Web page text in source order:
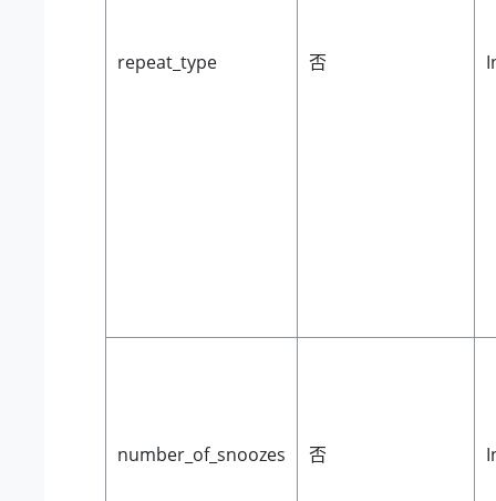
repeat_type 否
number_of_snoozes 否